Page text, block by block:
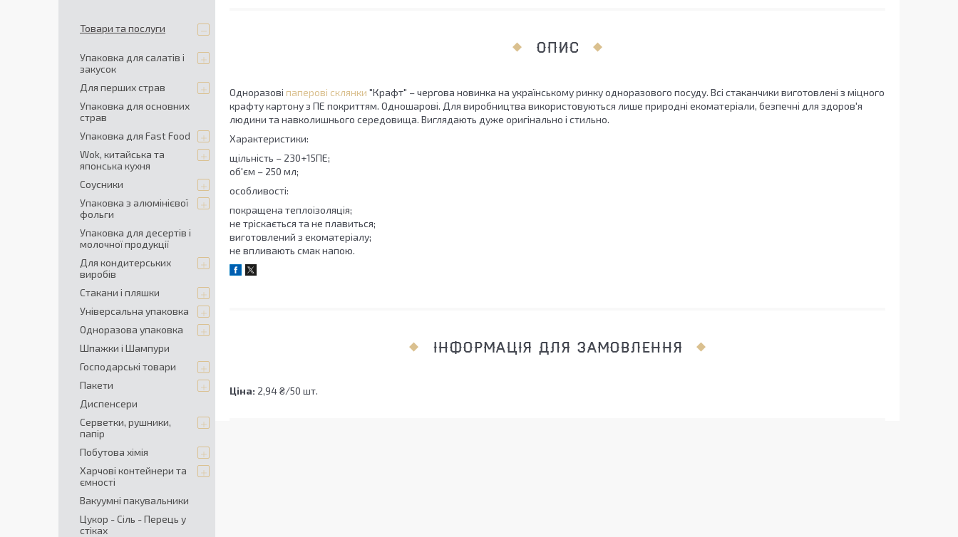
ОПИС
Одноразові паперові склянки "Крафт" – чергова новинка на українському ринку одноразового посуду. Всі стаканчики виготовлені з міцного
крафту картону з ПЕ покриттям. Одношарові. Для виробництва використовуються лише природні екоматеріали, безпечні для здоров'я
людини та навколишнього середовища. Виглядають дуже оригінально і стильно.
Характеристики:
щільність – 230+15ПЕ;
об'єм – 250 мл;
особливості:
покращена теплоізоляція;
не тріскається та не плавиться;
виготовлений з екоматеріалу;
не впливають смак напою.
ІНФОРМАЦІЯ ДЛЯ ЗАМОВЛЕННЯ
Ціна: 2,94 ₴/50 шт.
Товари та послуги
Упаковка для салатів і
закусок
Для перших страв
Упаковка для основних
страв
Упаковка для Fast Food
Wok, китайська та
японська кухня
Соусники
Упаковка з алюмінієвої
фольги
Упаковка для десертів і
молочної продукції
Для кондитерських
виробів
Стакани і пляшки
Універсальна упаковка
Одноразова упаковка
Шпажки і Шампури
Господарські товари
Пакети
Диспенсери
Серветки, рушники,
папір
Побутова хімія
Харчові контейнери та
ємності
Вакуумні пакувальники
Цукор - Сіль - Перець у
стiках